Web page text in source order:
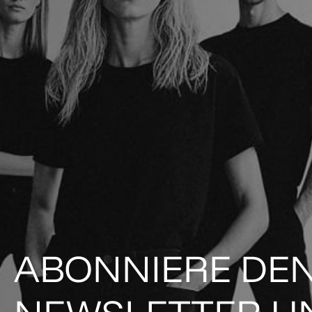
ABONNIERE